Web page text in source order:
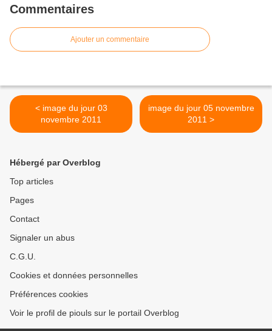
Commentaires
Ajouter un commentaire
< image du jour 03
novembre 2011
image du jour 05 novembre
2011 >
Hébergé par Overblog
Top articles
Pages
Contact
Signaler un abus
C.G.U.
Cookies et données personnelles
Préférences cookies
Voir le profil de piouls sur le portail Overblog